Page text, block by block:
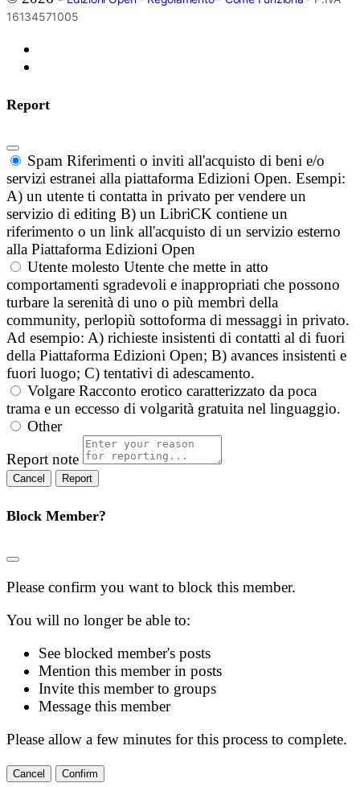
16134571005
Report
Spam Riferimenti o inviti all'acquisto di beni e/o
servizi estranei alla piattaforma Edizioni Open. Esempi:
A) un utente ti contatta in privato per vendere un
servizio di editing B) un LibriCK contiene un
riferimento o un link all'acquisto di un servizio esterno
alla Piattaforma Edizioni Open
Utente molesto Utente che mette in atto
comportamenti sgradevoli e inappropriati che possono
turbare la serenità di uno o più membri della
community, perlopiù sottoforma di messaggi in privato.
Ad esempio: A) richieste insistenti di contatti al di fuori
della Piattaforma Edizioni Open; B) avances insistenti e
fuori luogo; C) tentativi di adescamento.
Volgare Racconto erotico caratterizzato da poca
trama e un eccesso di volgarità gratuita nel linguaggio.
Other
Report note
Report
Block Member?
Please confirm you want to block this member.
You will no longer be able to:
See blocked member's posts
Mention this member in posts
Invite this member to groups
Message this member
Please allow a few minutes for this process to complete.
Confirm